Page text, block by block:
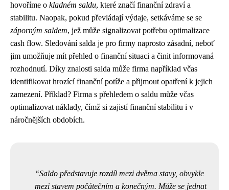
hovoříme o kladném saldu, které značí finanční zdraví a
stabilitu. Naopak, pokud převládají výdaje, setkáváme se se
záporným saldem, jež může signalizovat potřebu optimalizace
cash flow. Sledování salda je pro firmy naprosto zásadní, neboť
jim umožňuje mít přehled o finanční situaci a činit informovaná
rozhodnutí. Díky znalosti salda může firma například včas
identifikovat hrozící finanční potíže a přijmout opatření k jejich
zamezení. Příklad? Firma s přehledem o saldu může včas
optimalizovat náklady, čímž si zajistí finanční stabilitu i v
náročnějších obdobích.
Saldo představuje rozdíl mezi dvěma stavy, obvykle
mezi stavem počátečním a konečným. Může se jednat